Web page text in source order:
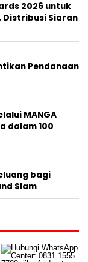
2026 untuk
Distribusi Siaran
Pendanaan
MANGA
dalam 100
bagi
Slam